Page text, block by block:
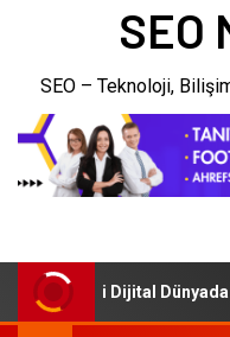
SEO
SEO – Teknoloji,
Dijital Dünyada